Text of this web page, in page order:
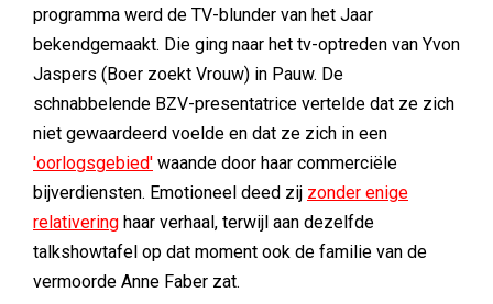
programma werd de TV-blunder van het Jaar
bekendgemaakt. Die ging naar het tv-optreden van Yvon
Jaspers (Boer zoekt Vrouw) in Pauw. De
schnabbelende BZV-presentatrice vertelde dat ze zich
niet gewaardeerd voelde en dat ze zich in een
'oorlogsgebied' waande door haar commerciële
bijverdiensten. Emotioneel deed zij zonder enige
relativering haar verhaal, terwijl aan dezelfde
talkshowtafel op dat moment ook de familie van de
vermoorde Anne Faber zat.